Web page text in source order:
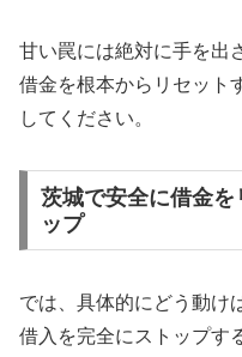
甘い罠には絶対に手を出
借金を根本からリセット
してください。
茨城で安全に借金
ップ
では、具体的にどう動け
借入を完全にストップす